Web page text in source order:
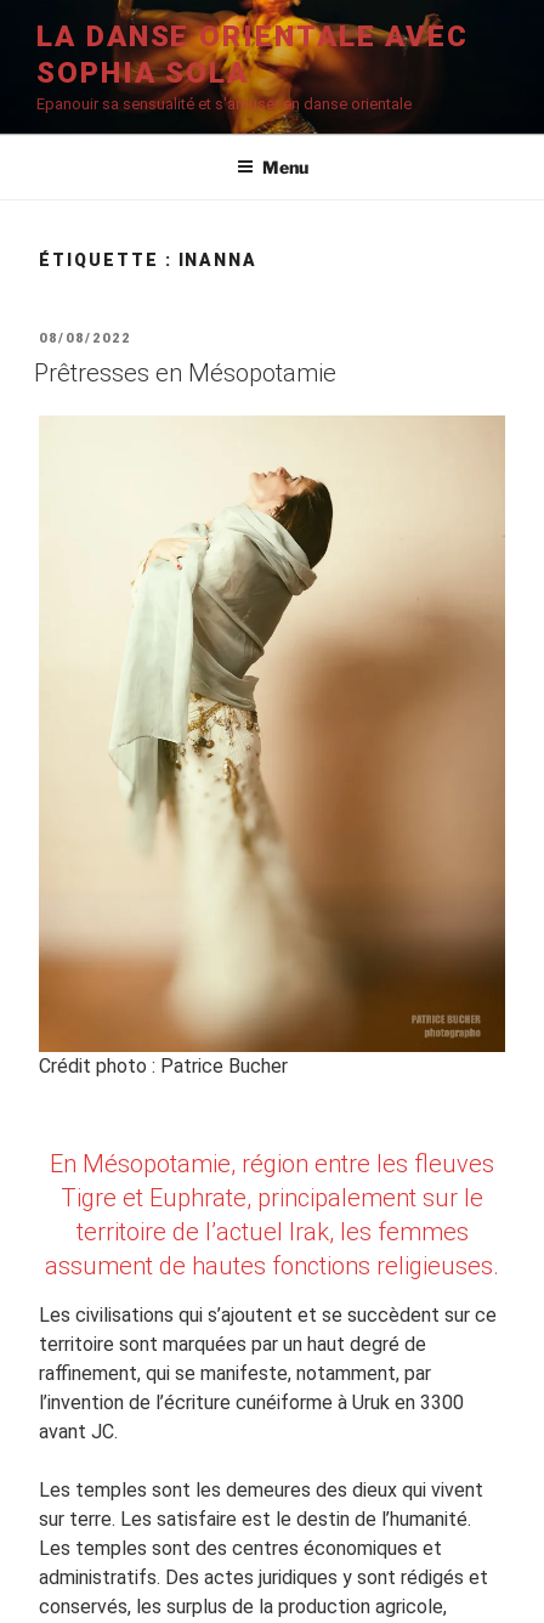
contenu
principal
LA DANSE ORIENTALE AVEC
SOPHIA SOLA
Epanouir sa sensualité et s'amuser en danse orientale
Menu
ÉTIQUETTE : INANNA
PUBLIÉ
LE
08/08/2022
Prêtresses en Mésopotamie
Crédit photo : Patrice Bucher
En Mésopotamie, région entre les fleuves
Tigre et Euphrate, principalement sur le
territoire de l’actuel Irak, les femmes
assument de hautes fonctions religieuses.
Les civilisations qui s’ajoutent et se succèdent sur ce
territoire sont marquées par un haut degré de
raffinement, qui se manifeste, notamment, par
l’invention de l’écriture cunéiforme à Uruk en 3300
avant JC.
Les temples sont les demeures des dieux qui vivent
sur terre. Les satisfaire est le destin de l’humanité.
Les temples sont des centres économiques et
administratifs. Des actes juridiques y sont rédigés et
conservés, les surplus de la production agricole,